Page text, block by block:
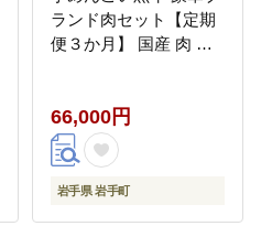
ランド肉セット【定期
便３か月】 国産 肉 牛
ぶ ロース バラ 小間切
れ サーロイン ステーキ
切り落とし 定期便 セッ
ト 岩手
66,000円
岩手県 岩手町